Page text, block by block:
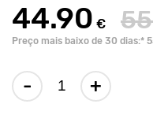
44.90 €
Preço mais baixo de 30 dias:*
- +